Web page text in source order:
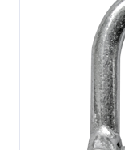
Previous